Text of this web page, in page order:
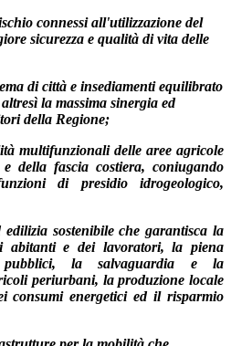
connessi all'utilizzazione del
sicurezza e qualità di vita delle
di città e insediamenti equilibrato
la massima sinergia ed
della Regione;
multifunzionali delle aree agricole
della fascia costiera, coniugando
di presidio idrogeologico,
sostenibile che garantisca la
abitanti e dei lavoratori, la piena
pubblici, la salvaguardia e la
periurbani, la produzione locale
consumi energetici ed il risparmio